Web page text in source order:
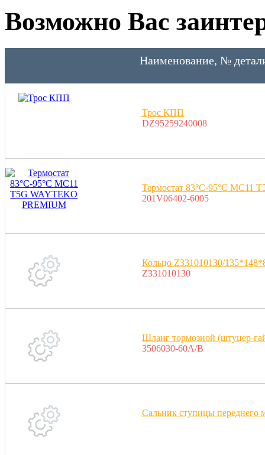
Возможно Вас
Наименование, №
Трос КПП
DZ95259240008
Термостат 83°С-95°С MC11
201V06402-6005
Кольцо Z331010130/
Z331010130
Шланг тормозной (штуцер-
3506030-60A/B
Сальник ступицы переднего